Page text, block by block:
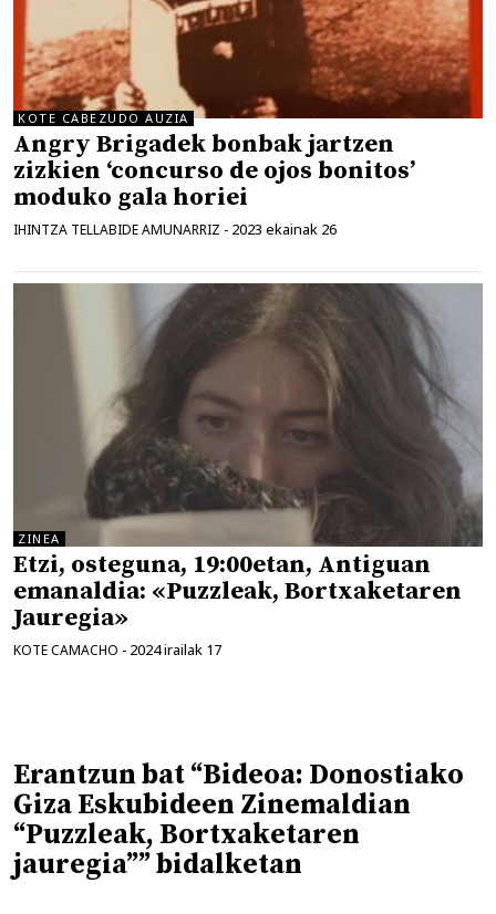
KOTE CABEZUDO AUZIA
Angry Brigadek bonbak jartzen
zizkien ‘concurso de ojos bonitos’
moduko gala horiei
IHINTZA TELLABIDE AMUNARRIZ - 2023 ekainak 26
ZINEA
Etzi, osteguna, 19:00etan, Antiguan
emanaldia: «Puzzleak, Bortxaketaren
Jauregia»
KOTE CAMACHO - 2024 irailak 17
Erantzun bat “Bideoa: Donostiako
Giza Eskubideen Zinemaldian
“Puzzleak, Bortxaketaren
jauregia”” bidalketan